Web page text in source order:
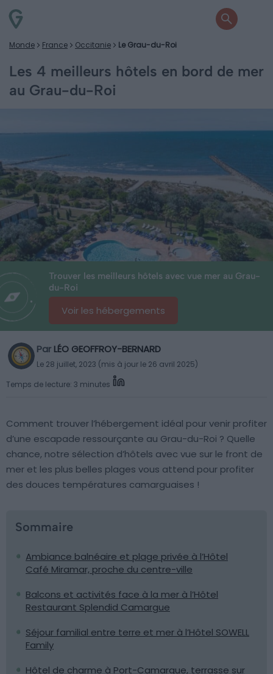
Monde France Occitanie Le Grau-du-Roi
Les 4 meilleurs hôtels en bord de mer
au Grau-du-Roi
Trouver les meilleurs hôtels avec vue mer au Grau-
du-Roi
Voir les hébergements
Par LÉO GEOFFROY-BERNARD
Le 28 juillet, 2023 (mis à jour le 26 avril 2025)
Temps de lecture: 3 minutes
Comment trouver l’hébergement idéal pour venir profiter
d’une escapade ressourçante au Grau-du-Roi ? Quelle
chance, notre sélection d’hôtels avec vue sur le front de
mer et les plus belles plages vous attend pour profiter
des douces températures camarguaises !
Sommaire
Ambiance balnéaire et plage privée à l’Hôtel
Café Miramar, proche du centre-ville
Balcons et activités face à la mer à l’Hôtel
Restaurant Splendid Camargue
Séjour familial entre terre et mer à l’Hôtel SOWELL
Family
Hôtel de charme à Port-Camargue, terrasse sur